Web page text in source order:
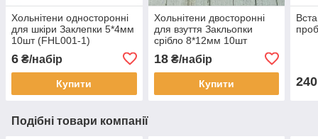
Хольнітени односторонні
для шкіри Заклепки 5*4мм
10шт (FHL001-1)
6 ₴/набір
Купити
Хольнітени двосторонні
для взуття Закльопки
срібло 8*12мм 10шт
18₴/набір
Купити 240
Подібні товари компанії